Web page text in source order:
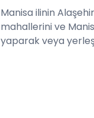
Manisa ilinin
mahallerini ve
yaparak veya